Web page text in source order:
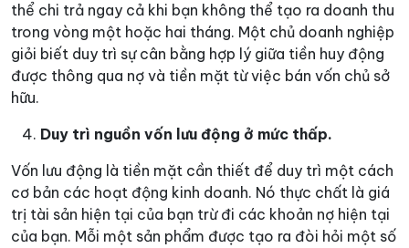
thể chi trả ngay cả khi bạn không thể tạo ra doanh thu
trong vòng một hoặc hai tháng. Một chủ doanh nghiệp
giỏi biết duy trì sự cân bằng hợp lý giữa tiền huy động
được thông qua nợ và tiền mặt từ việc bán vốn chủ sở
hữu.
Duy trì nguồn vốn lưu động ở mức thấp.
Vốn lưu động là tiền mặt cần thiết để duy trì một cách
cơ bản các hoạt động kinh doanh. Nó thực chất là giá
trị tài sản hiện tại của bạn trừ đi các khoản nợ hiện tại
của bạn. Mỗi một sản phẩm được tạo ra đòi hỏi một số